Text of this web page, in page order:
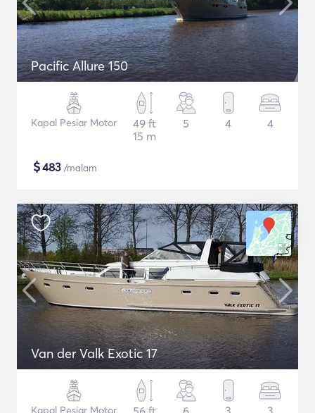
Pacific Allure 150
Kapal Pesiar Motor
49 ft
15 m
5 4 4
$483 /malam
Van der Valk Exotic 17
Kapal Pesiar Motor